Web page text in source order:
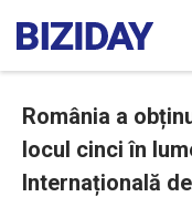
România a
locul cinci în
Internațională